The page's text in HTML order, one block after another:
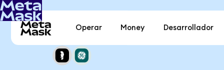
Operar Money Desarrollador